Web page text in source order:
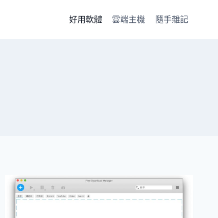
好用軟體 雲端主機 隨手雜記